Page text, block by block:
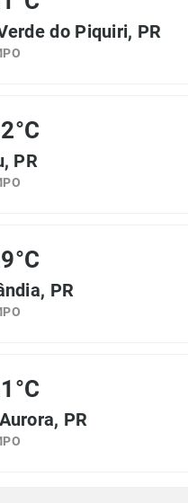
do Piquiri, PR
PR
PR
PR